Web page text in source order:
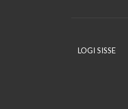
LOGI SISSE